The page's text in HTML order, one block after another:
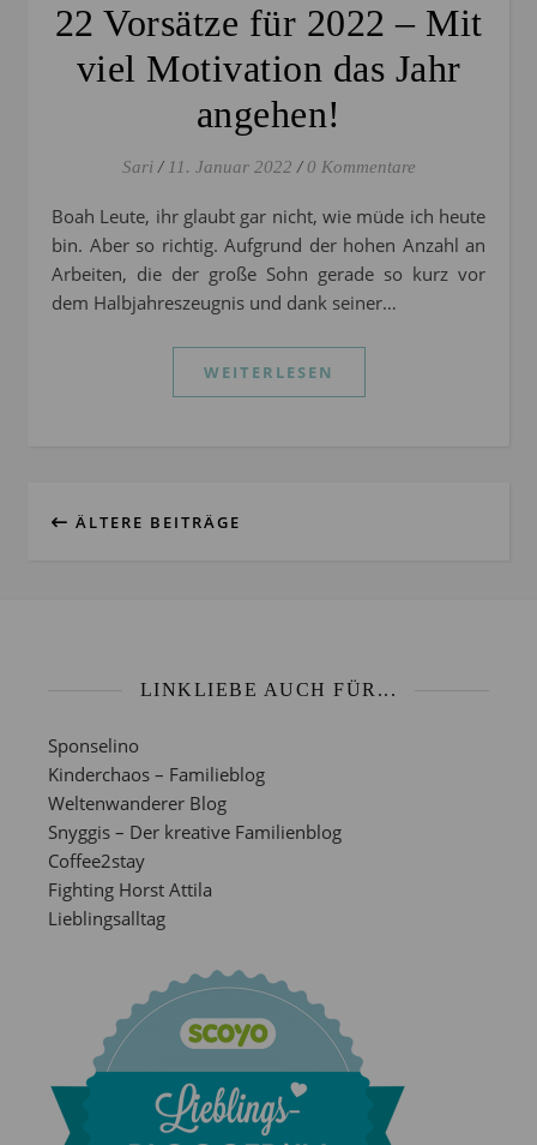
22 Vorsätze für 2022 – Mit
viel Motivation das Jahr
angehen!
Sari / 11. Januar 2022 / 0 Kommentare
Boah Leute, ihr glaubt gar nicht, wie müde ich heute
bin. Aber so richtig. Aufgrund der hohen Anzahl an
Arbeiten, die der große Sohn gerade so kurz vor
dem Halbjahreszeugnis und dank seiner…
WEITERLESEN
ÄLTERE BEITRÄGE
LINKLIEBE AUCH FÜR...
Sponselino
Kinderchaos – Familieblog
Weltenwanderer Blog
Snyggis – Der kreative Familienblog
Coffee2stay
Fighting Horst Attila
Lieblingsalltag